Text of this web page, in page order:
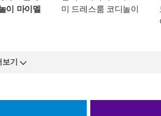
이 마이멜
미 드레스룸 코디놀이
보기